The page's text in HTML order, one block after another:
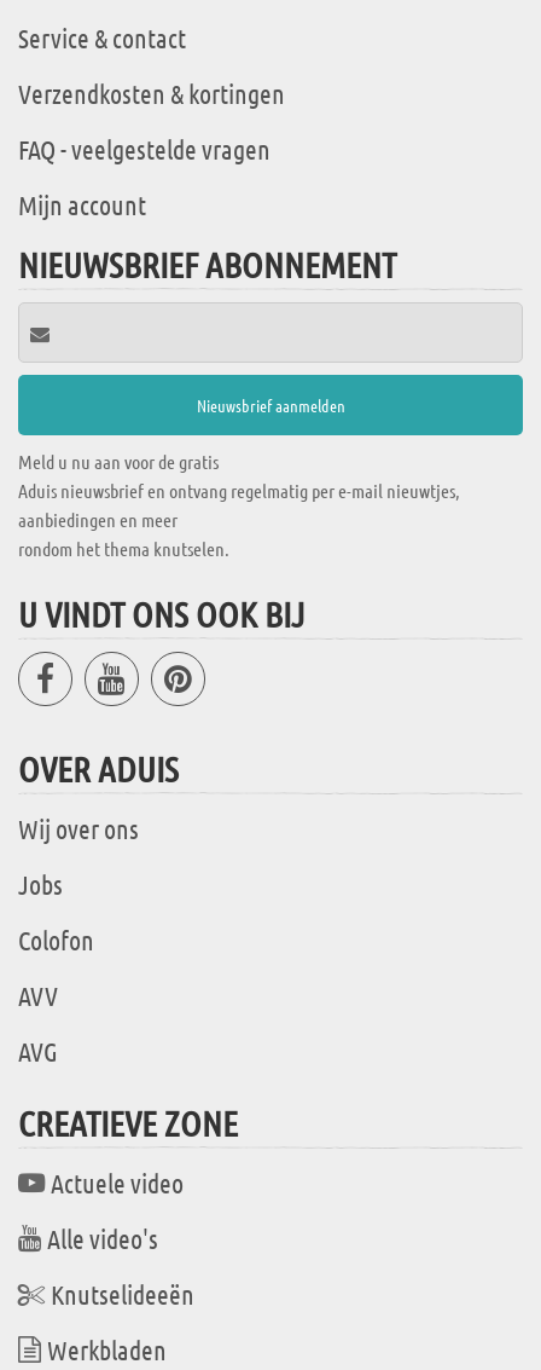
Service & contact
Verzendkosten & kortingen
FAQ - veelgestelde vragen
Mijn account
NIEUWSBRIEF ABONNEMENT
Meld u nu aan voor de gratis
Aduis nieuwsbrief en ontvang regelmatig per e-mail nieuwtjes,
aanbiedingen en meer
rondom het thema knutselen.
U VINDT ONS OOK BIJ
OVER ADUIS
Wij over ons
Jobs
Colofon
AVV
AVG
CREATIEVE ZONE
Actuele video
Alle video's
Knutselideeën
Werkbladen